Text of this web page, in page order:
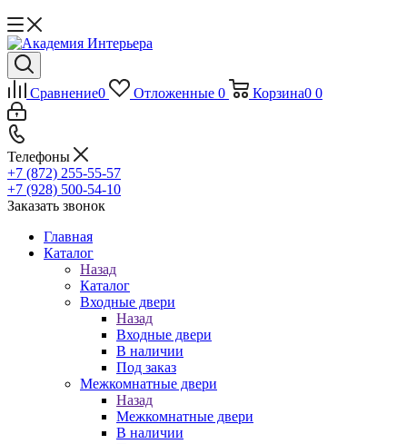
Сравнение0 Отложенные 0 Корзина0 0
Телефоны
+7 (872) 255-55-57
+7 (928) 500-54-10
Заказать звонок
Главная
Каталог
Назад
Каталог
Входные двери
Назад
Входные двери
В наличии
Под заказ
Межкомнатные двери
Назад
Межкомнатные двери
В наличии